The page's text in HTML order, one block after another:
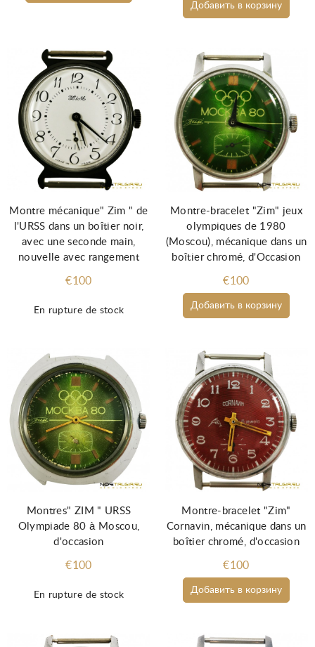
Добавить в корзину
En rupture de stock
Montre mécanique" Zim " de
l'URSS dans un boîtier noir,
avec une seconde main,
nouvelle avec rangement
€100
Добавить в корзину
Montre-bracelet "Zim" jeux
olympiques de 1980
(Moscou), mécanique dans un
boîtier chromé, d'Occasion
€100
En rupture de stock
Montres" ZIM " URSS
Olympiade 80 à Moscou,
d'occasion
€100
Добавить в корзину
Montre-bracelet "Zim"
Cornavin, mécanique dans un
boîtier chromé, d'occasion
€100